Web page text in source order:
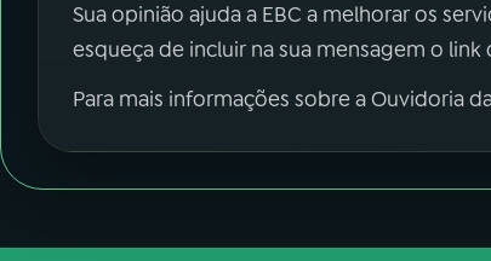
Sua opinião ajuda a EBC a melhorar os
esqueça de incluir na sua mensagem o
Para mais informações sobre a Ouvidoria